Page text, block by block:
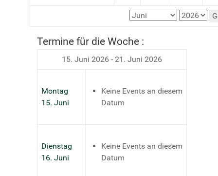
Termine für die Woche :
15. Juni 2026 - 21. Juni 2026
Montag
15. Juni
Keine Events an diesem
Datum
Dienstag
16. Juni
Keine Events an diesem
Datum